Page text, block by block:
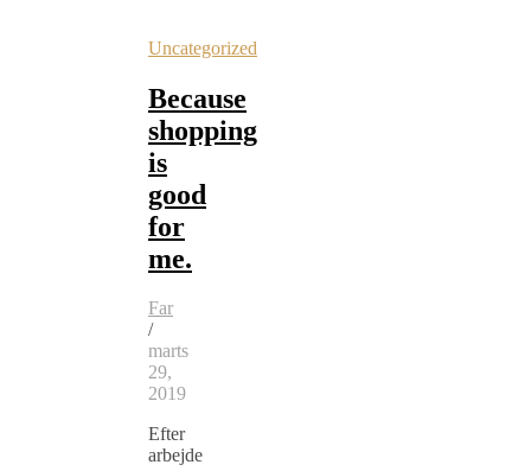
Uncategorized
Because
shopping
is
good
for
me.
Far
/
marts
29,
2019
Efter
arbejde